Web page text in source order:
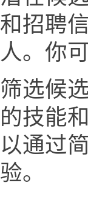
和招聘
人。你
筛选候
的技能
以通过
验。